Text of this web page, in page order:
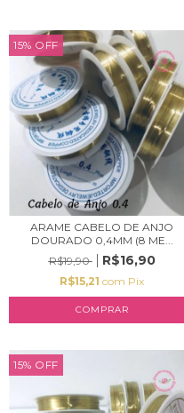
15% OFF
ARAME CABELO DE ANJO
DOURADO 0,4MM (8 ME...
R$19,90
R$16,90
R$15,21 com Pix
15% OFF